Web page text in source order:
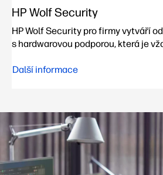
HP Wolf Security
HP Wolf Security pro firmy vytváří
s hardwarovou podporou, která je
Další informace